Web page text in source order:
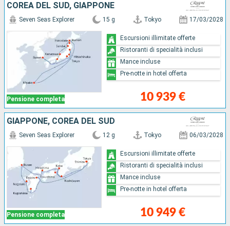
COREA DEL SUD, GIAPPONE
Pensione completa
Seven Seas Explorer 15 g Tokyo 17/03/2028
10 939 €
Escursioni illimitate offerte
Ristoranti di specialità inclusi
Mance incluse
Pre-notte in hotel offerta
GIAPPONE, COREA DEL SUD
Pensione completa
Seven Seas Explorer 12 g Tokyo 06/03/2028
10 949 €
Escursioni illimitate offerte
Ristoranti di specialità inclusi
Mance incluse
Pre-notte in hotel offerta